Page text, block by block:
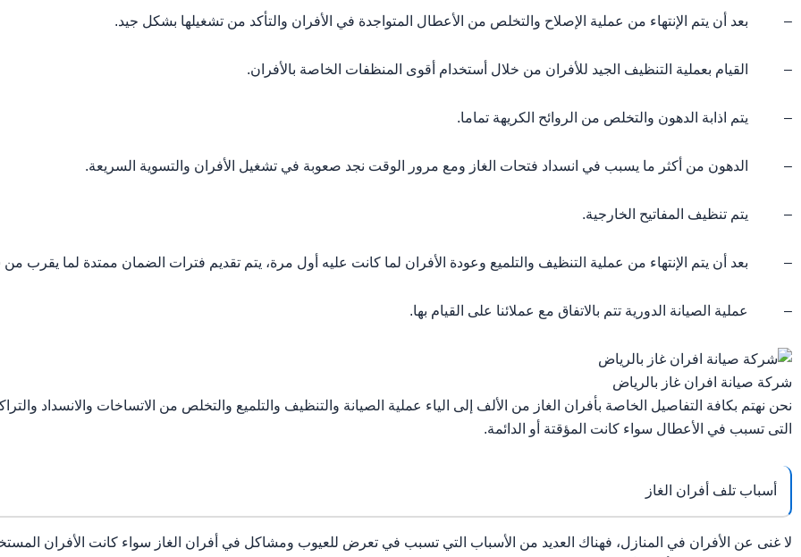
– بعد أن يتم الإنتهاء من عملية الإصلاح والتخلص من الأعطال المتواجدة في الأفران والتأكد من تشغيلها بشكل جيد.
– القيام بعملية التنظيف الجيد للأفران من خلال أستخدام أقوى المنظفات الخاصة بالأفران.
– يتم اذابة الدهون والتخلص من الروائح الكريهة تماما.
– الدهون من أكثر ما يسبب في انسداد فتحات الغاز ومع مرور الوقت نجد صعوبة في تشغيل الأفران والتسوية السريعة.
– يتم تنظيف المفاتيح الخارجية.
– بعد أن يتم الإنتهاء من عملية التنظيف والتلميع وعودة الأفران لما كانت عليه أول مرة، يتم تقديم فترات الضمان ممتدة لما يقرب
– عملية الصيانة الدورية تتم بالاتفاق مع عملائنا على القيام بها.
شركة صيانة افران غاز بالرياض
نحن نهتم بكافة التفاصيل الخاصة بأفران الغاز من الألف إلى الياء عملية الصيانة والتنظيف والتلميع والتخلص من الاتساخات والانسداد
التى تسبب في الأعطال سواء كانت المؤقتة أو الدائمة.
أسباب تلف أفران الغاز
لا غنى عن الأفران في المنازل، فهناك العديد من الأسباب التي تسبب في تعرض للعيوب ومشاكل في أفران الغاز سواء كانت الأفران